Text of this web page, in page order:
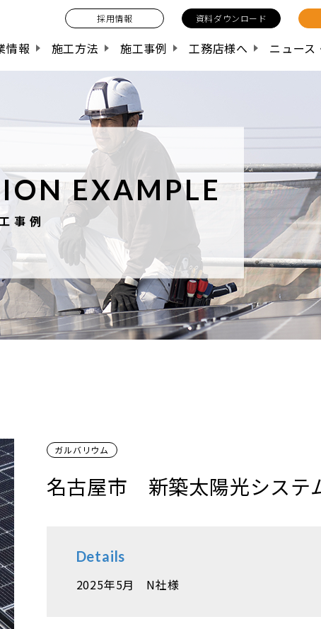
採用情報 資料ダウンロード
情報 施工方法 施工事例 工務店様へ ニュース
EXAMPLE
事例
ガルバリウム
名古屋市 新築太陽光システ
Details
2025年5月 N社様